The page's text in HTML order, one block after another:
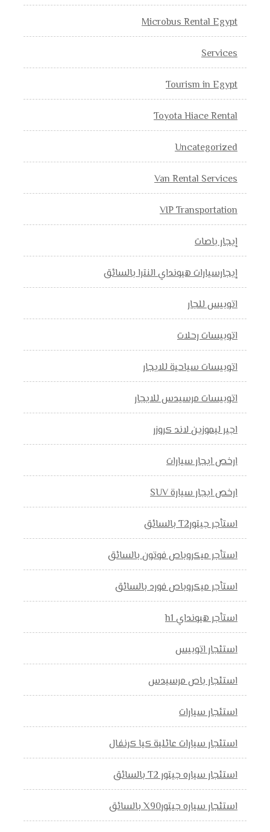
Microbus Rental Egypt
Services
Tourism in Egypt
Toyota Hiace Rental
Uncategorized
Van Rental Services
VIP Transportation
إيجار باصات
إيجارسيارات هيونداي النترا بالسائق
اتوبيس للجار
اتوبيسات رحلات
اتوبيسات سياحية للايجار
اتوبيسات مرسيدس للايجار
اجير ليموزين لاند كروزر
ارخص ايجار سيارات
ارخص ايجار سيارة SUV
استأجر جيتورT2 بالسائق
استأجر ميكروباص فوتون بالسائق
استأجر ميكروباص فورد بالسائق
استأجر هيونداي h1
استئجار اتوبيس
استئجار باص مرسيدس
استئجار سيارات
استئجار سيارات عائلية كيا كرنفال
استئجار سياره جيتور T2 بالسائق
استئجار سياره جيتورX90 بالسائق